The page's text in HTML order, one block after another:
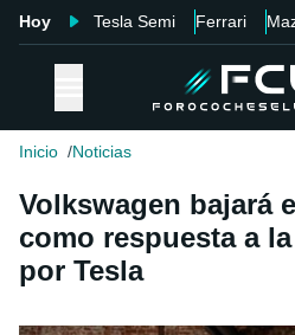
Hoy Tesla Semi Ferrari
Inicio Noticias
Volkswagen bajará
como respuesta a
por Tesla